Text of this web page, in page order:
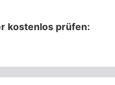
kostenlos prüfen: